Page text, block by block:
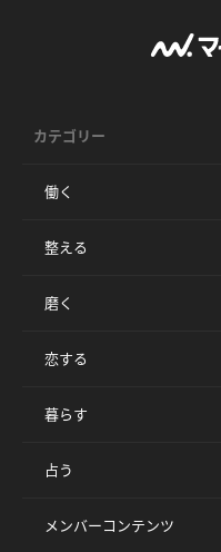
カテゴリー
働く
整える
磨く
恋する
暮らす
占う
メンバーコンテンツ